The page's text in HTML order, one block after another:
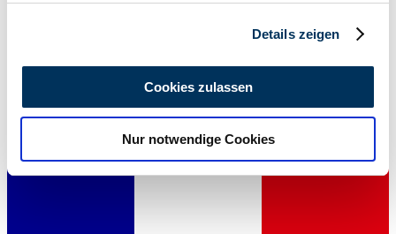
analysieren. Außerdem geben wir Informationen zu Ihrer
Verwendung unserer Website an unsere Partner für
soziale Medien, Werbung und Analysen weiter. Unsere
Details zeigen
Cookies zulassen
Nur notwendige Cookies